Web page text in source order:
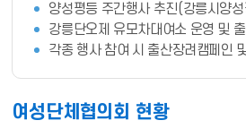
양성평등 주간행사 추진(강릉시양
강릉단오제 유모차대여소 운영 및
각종 행사 참여 시 출산장려캠페인
여성단체협의회 현황